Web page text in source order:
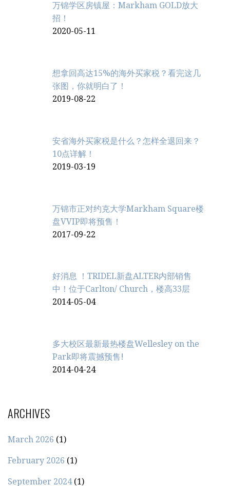
万锦学区房镇屋：Markham GOLD放大
招！
2020-05-11
想拿回高达15%的海外买家税？看完这几
张图，你就明白了！
2019-08-22
安省海外买家税是什么？怎样全退回来？
10点详解！
2019-03-19
万锦市正对约克大学Markham Square楼
盘VVIP即将预售！
2017-09-22
好消息 ！TRIDEL新盘ALTER内部销售
中！位于Carlton/ Church，楼高33层
2014-05-04
多大校区最新最热楼盘Wellesley on the
Park即将震撼预售!
2014-04-24
ARCHIVES
March 2026 (1)
February 2026 (1)
September 2024(1)